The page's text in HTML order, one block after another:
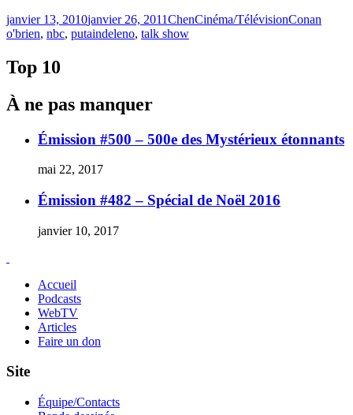
Publié
le
janvier 13, 2010janvier 26, 2011ChenCatégories
Cinéma/TélévisionÉtiquettes
Conan
o'brien, nbc, putaindeleno, talk show
Top 10
À ne pas manquer
Émission #500 – 500e des Mystérieux étonnants
mai 22, 2017
Émission #482 – Spécial de Noël 2016
janvier 10, 2017
Accueil
Podcasts
WebTV
Articles
Faire un don
Site
Équipe/Contacts